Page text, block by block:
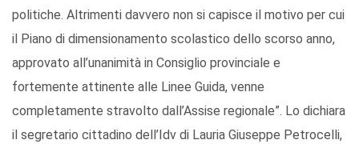
politiche. Altrimenti davvero non si capisce il motivo per cui
il Piano di dimensionamento scolastico dello scorso anno,
approvato all’unanimità in Consiglio provinciale e
fortemente attinente alle Linee Guida, venne
completamente stravolto dall’Assise regionale”. Lo dichiara
il segretario cittadino dell’Idv di Lauria Giuseppe Petrocelli,